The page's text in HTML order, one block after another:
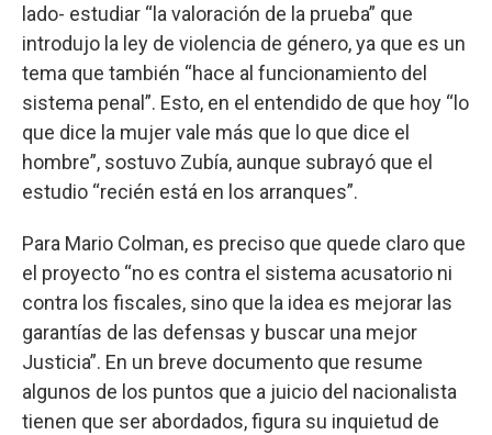
lado- estudiar “la valoración de la prueba” que
introdujo la ley de violencia de género, ya que es un
tema que también “hace al funcionamiento del
sistema penal”. Esto, en el entendido de que hoy “lo
que dice la mujer vale más que lo que dice el
hombre”, sostuvo Zubía, aunque subrayó que el
estudio “recién está en los arranques”.
Para Mario Colman, es preciso que quede claro que
el proyecto “no es contra el sistema acusatorio ni
contra los fiscales, sino que la idea es mejorar las
garantías de las defensas y buscar una mejor
Justicia”. En un breve documento que resume
algunos de los puntos que a juicio del nacionalista
tienen que ser abordados, figura su inquietud de